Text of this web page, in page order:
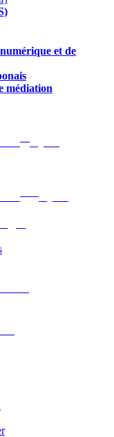
et de
médiation